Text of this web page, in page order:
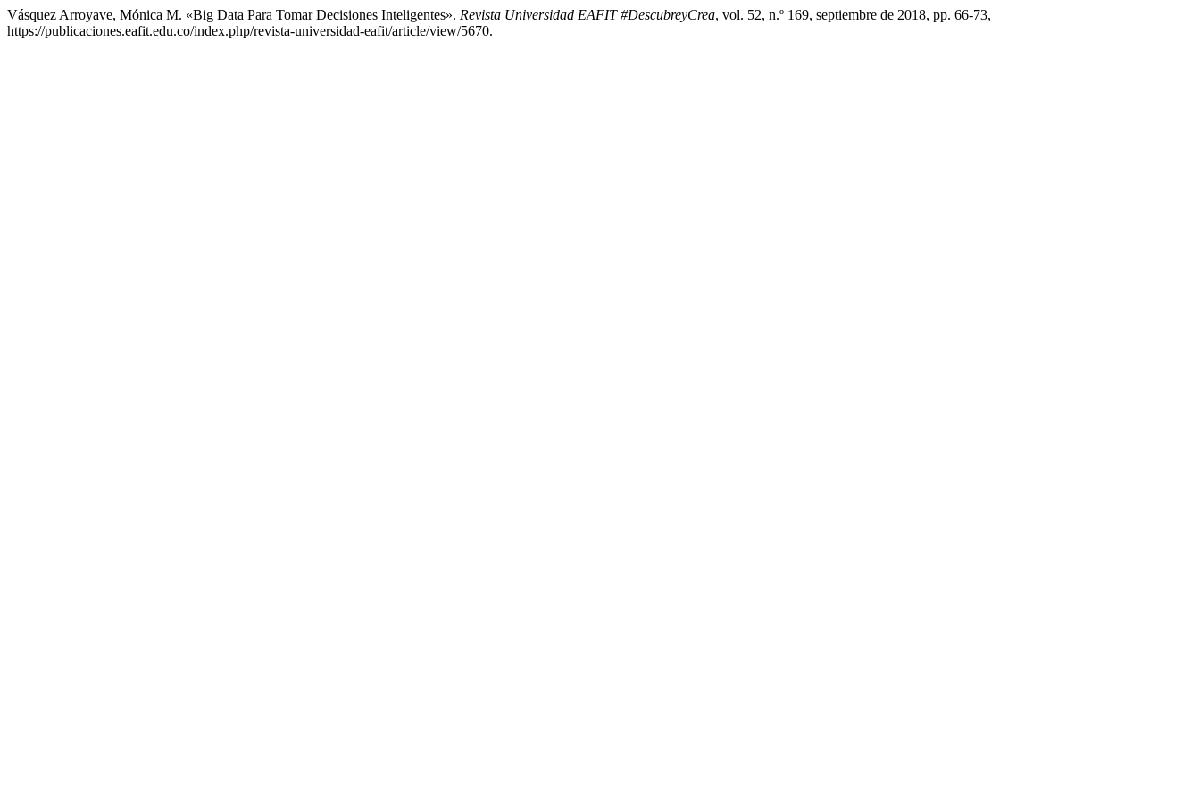
Vásquez Arroyave, ​Mónica M. «Big Data Para Tomar Decisiones Inteligentes». Revista Universidad EAFIT #DescubreyCrea, vol. 52, n.º 169, septiembre de 2018, pp. 66-73,
https://publicaciones.eafit.edu.co/index.php/revista-universidad-eafit/article/view/5670.